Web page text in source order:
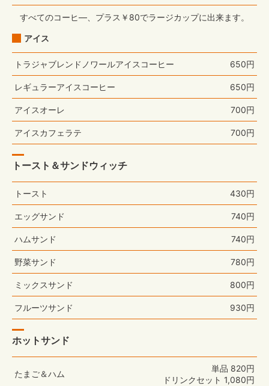
すべてのコーヒ―、プラス￥80でラージカップに出来ます。
アイス
トラジャブレンドノワールアイスコーヒー 650円
レギュラーアイスコーヒー 650円
アイスオーレ 700円
アイスカフェラテ 700円
トースト＆サンドウィッチ
トースト 430円
エッグサンド 740円
ハムサンド 740円
野菜サンド 780円
ミックスサンド 800円
フルーツサンド 930円
ホットサンド
たまご＆ハム
単品 820円
ドリンクセット 1,080円